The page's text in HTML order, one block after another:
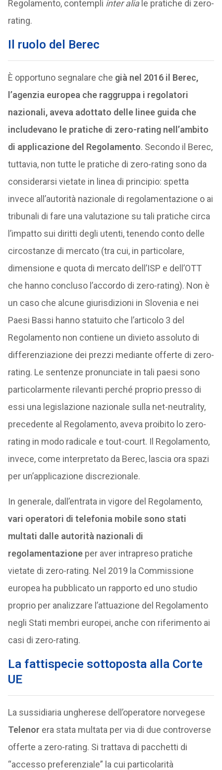
Regolamento, contempli inter aliale pratiche di zero-
rating.
Il ruolo del Berec
È opportuno segnalare che già nel 2016 il Berec,
l’agenzia europea che raggruppa i regolatori
nazionali, aveva adottato delle linee guida che
includevano le pratiche di zero-rating nell’ambito
di applicazione del Regolamento. Secondo il Berec,
tuttavia, non tutte le pratiche di zero-rating sono da
considerarsi vietate in linea di principio: spetta
invece all’autorità nazionale di regolamentazione o ai
tribunali di fare una valutazione su tali pratiche circa
l’impatto sui diritti degli utenti, tenendo conto delle
circostanze di mercato (tra cui, in particolare,
dimensione e quota di mercato dell’ISP e dell’OTT
che hanno concluso l’accordo di zero-rating). Non è
un caso che alcune giurisdizioni in Slovenia e nei
Paesi Bassi hanno statuito che l’articolo 3 del
Regolamento non contiene un divieto assoluto di
differenziazione dei prezzi mediante offerte di zero-
rating. Le sentenze pronunciate in tali paesi sono
particolarmente rilevanti perché proprio presso di
essi una legislazione nazionale sulla net-neutrality,
precedente al Regolamento, aveva proibito lo zero-
rating in modo radicale e tout-court. Il Regolamento,
invece, come interpretato da Berec, lascia ora spazi
per un’applicazione discrezionale.
In generale, dall’entrata in vigore del Regolamento,
vari operatori di telefonia mobile sono stati
multati dalle autorità nazionali di
regolamentazioneper aver intrapreso pratiche
vietate di zero-rating. Nel 2019 la Commissione
europea ha pubblicato un rapporto ed uno studio
proprio per analizzare l’attuazione del Regolamento
negli Stati membri europei, anche con riferimento ai
casi di zero-rating.
La fattispecie sottoposta alla Corte
UE
La sussidiaria ungherese dell’operatore norvegese
Telenor era stata multata per via di due controverse
offerte a zero-rating. Si trattava di pacchetti di
“accesso preferenziale” la cui particolarità